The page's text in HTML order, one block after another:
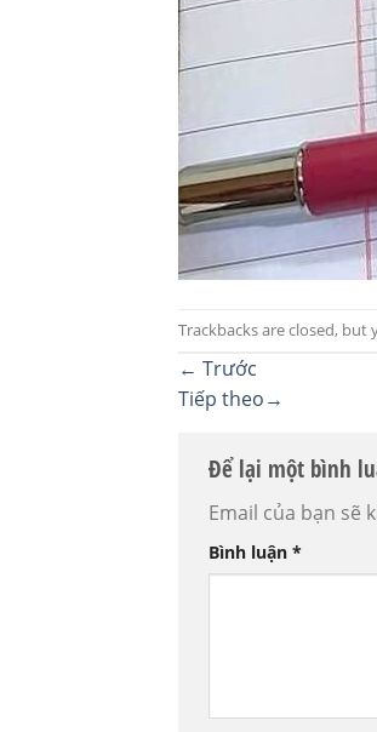
Trackbacks are closed, but
← Trước
Tiếp theo→
Để lại một bình
Email của bạn sẽ
Bình luận *